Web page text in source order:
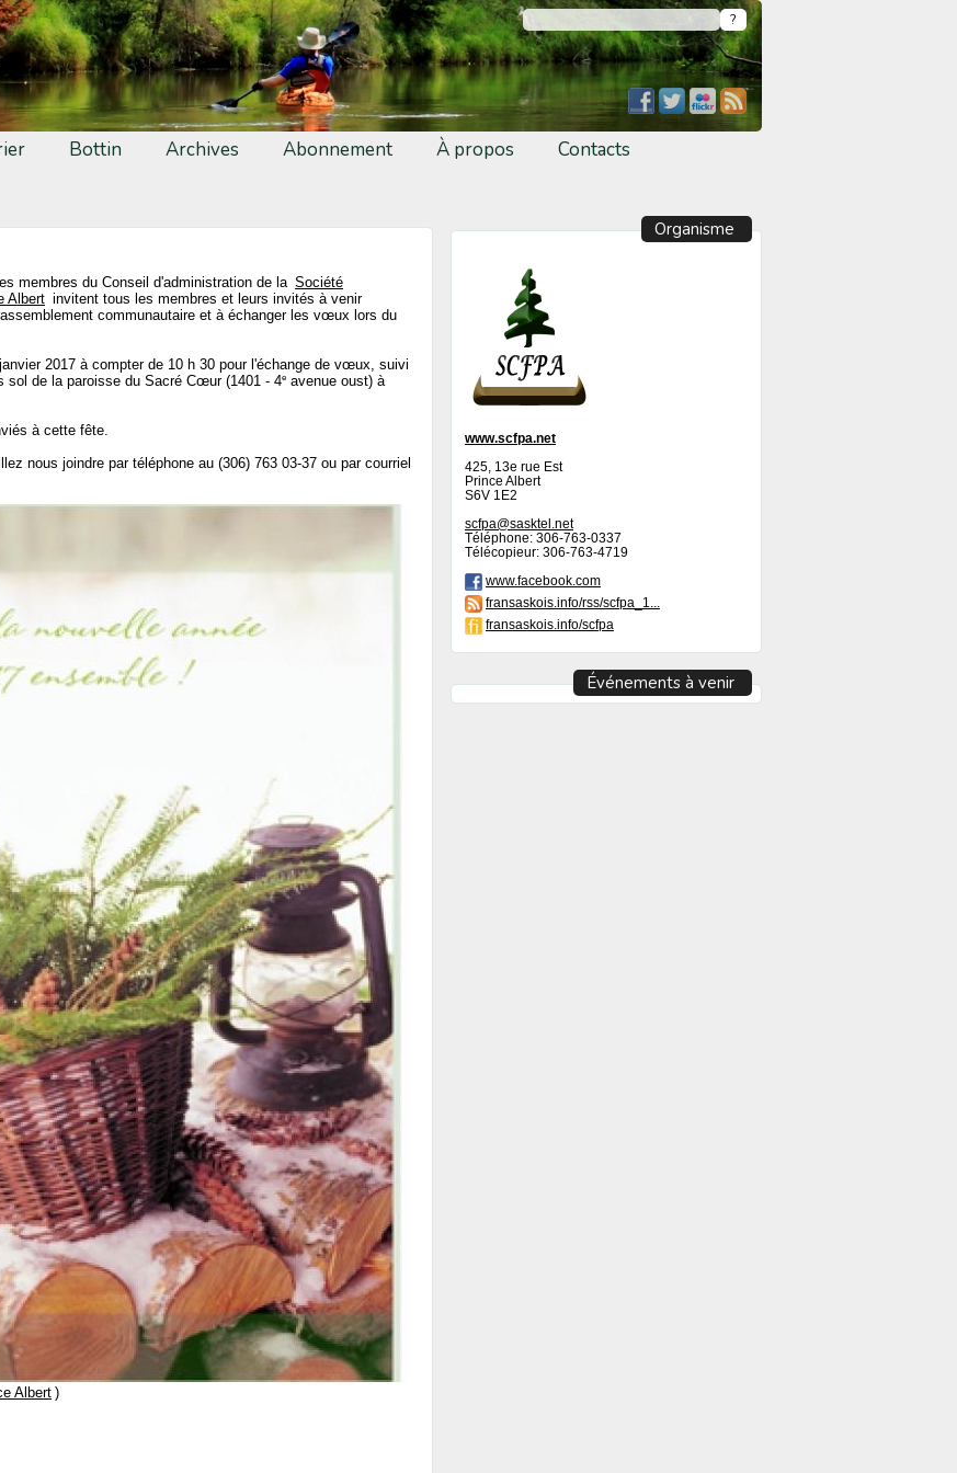
Bottin Archives Abonnement À propos Contacts
membres du Conseil d'administration de la Société
Albert invitent tous les membres et leurs invités à venir
communautaire et à échanger les vœux lors du
2017 à compter de 10 h 30 pour l'échange de vœux, suivi
sol de la paroisse du Sacré Cœur (1401 - 4e avenue oust) à
à cette fête.
nous joindre par téléphone au (306) 763 03-37 ou par courriel
Albert )
Organisme
www.scfpa.net
425, 13e rue Est
Prince Albert
S6V 1E2
scfpa@sasktel.net
Téléphone: 306-763-0337
Télécopieur: 306-763-4719
www.facebook.com
fransaskois.info/rss/scfpa_1...
fransaskois.info/scfpa
Événements à venir